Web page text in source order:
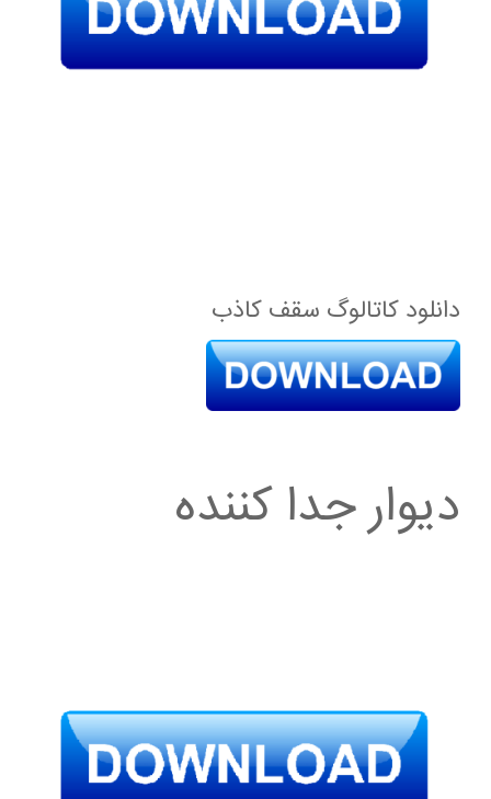
دانلود کاتالوگ سقف کاذب
دیوار جدا کننده